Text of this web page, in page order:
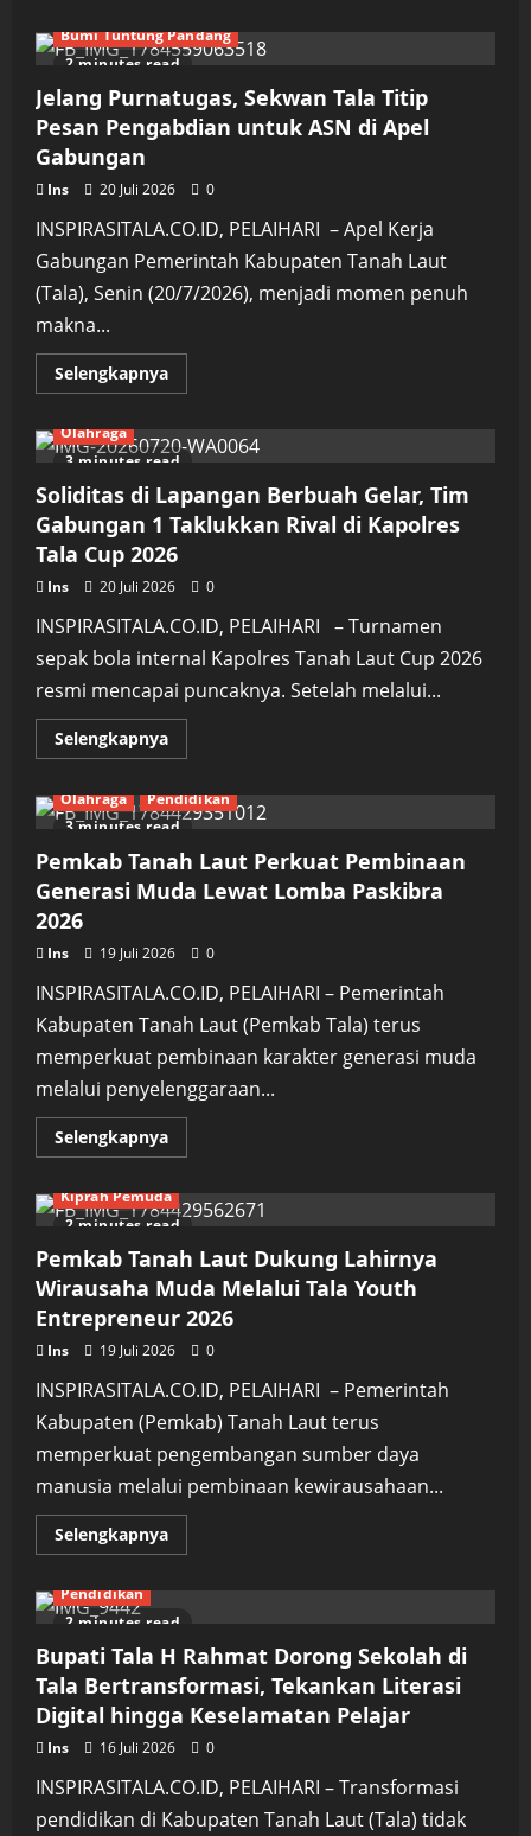
Tak
Cukup
Mengaji,
MUI
Tanah
Laut
Pusat
2 minutes read
Bumi Tuntung Pandang
Jelang Purnatugas, Sekwan Tala Titip
Pesan Pengabdian untuk ASN di Apel
Gabungan
Ins 20 Juli 2026 0
INSPIRASITALA.CO.ID, PELAIHARI – Apel Kerja
Gabungan Pemerintah Kabupaten Tanah Laut
(Tala), Senin (20/7/2026), menjadi momen penuh
makna...
SelengkapnyaRead
more
Purnatugas,
Sekwan
Titip
Pesan
Pengabdian
untuk
ASN
Apel
3 minutes read
Olahraga
Soliditas di Lapangan Berbuah Gelar, Tim
Gabungan 1 Taklukkan Rival di Kapolres
Tala Cup 2026
Ins 20 Juli 2026 0
INSPIRASITALA.CO.ID, PELAIHARI – Turnamen
sepak bola internal Kapolres Tanah Laut Cup 2026
resmi mencapai puncaknya. Setelah melalui...
SelengkapnyaRead
more
di
Lapangan
Gelar,
Tim
Gabungan
1
di
Tala
Cup
2026
3 minutes read
Olahraga Pendidikan
Pemkab Tanah Laut Perkuat Pembinaan
Generasi Muda Lewat Lomba Paskibra
2026
Ins 19 Juli 2026 0
INSPIRASITALA.CO.ID, PELAIHARI – Pemerintah
Kabupaten Tanah Laut (Pemkab Tala) terus
memperkuat pembinaan karakter generasi muda
melalui penyelenggaraan...
SelengkapnyaRead
more
Tanah
Laut
Pembinaan
Generasi
Muda
Lewat
Lomba
2026
2 minutes read
Kiprah Pemuda
Pemkab Tanah Laut Dukung Lahirnya
Wirausaha Muda Melalui Tala Youth
Entrepreneur 2026
Ins 19 Juli 2026 0
INSPIRASITALA.CO.ID, PELAIHARI – Pemerintah
Kabupaten (Pemkab) Tanah Laut terus
memperkuat pengembangan sumber daya
manusia melalui pembinaan kewirausahaan...
SelengkapnyaRead
more
Laut
Lahirnya
Wirausaha
Muda
Melalui
Tala
Youth
Entrepreneur
2 minutes read
Pendidikan
Bupati Tala H Rahmat Dorong Sekolah di
Tala Bertransformasi, Tekankan Literasi
Digital hingga Keselamatan Pelajar
Ins 16 Juli 2026 0
INSPIRASITALA.CO.ID, PELAIHARI – Transformasi
pendidikan di Kabupaten Tanah Laut (Tala) tidak